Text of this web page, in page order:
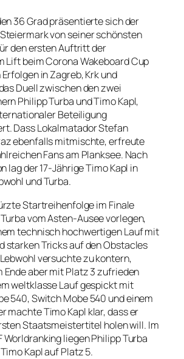
36 Grad präsentierte sich der
von seiner schönsten
den ersten Auftritt der
Lift beim Corona Wakeboard Cup
in Zagreb, Krk und
Duell zwischen den zwei
Philipp Turba und Timo Kapl,
Beteiligung
Dass Lokalmatador Stefan
ebenfalls mitmischte, erfreute
Fans am Planksee. Nach
lag der 17-Jährige Timo Kapl in
und Turba.
Startreihenfolge im Finale
vom Asten-Ausee vorlegen,
technisch hochwertigen Lauf mit
starken Tricks auf den Obstacles
versuchte zu kontern,
Ende aber mit Platz 3 zufrieden
weltklasse Lauf gespickt mit
540, Switch Mobe 540 und einem
machte Timo Kapl klar, dass er
Staatsmeistertitel holen will. Im
Worldranking liegen Philipp Turba
Kapl auf Platz 5.